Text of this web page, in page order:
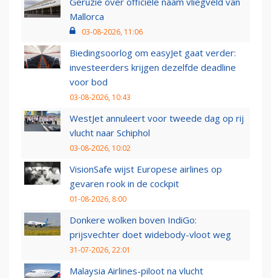
Mallorca
03-08-2026, 11:06
Biedingsoorlog om easyJet gaat verder:
investeerders krijgen dezelfde deadline
voor bod
03-08-2026, 10:43
WestJet annuleert voor tweede dag op rij
vlucht naar Schiphol
03-08-2026, 10:02
VisionSafe wijst Europese airlines op
gevaren rook in de cockpit
01-08-2026, 8:00
Donkere wolken boven IndiGo:
prijsvechter doet widebody-vloot weg
31-07-2026, 22:01
Malaysia Airlines-piloot na vlucht